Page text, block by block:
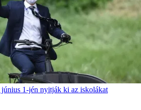
1-jén nyitják ki az iskolákat